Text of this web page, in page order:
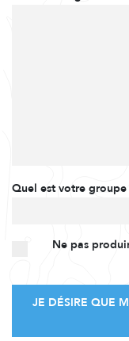
Quel est votre groupe
Ne pas
JE DÉSIRE QUE